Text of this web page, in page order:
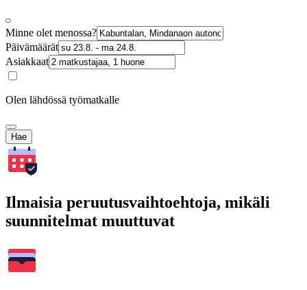
Minne olet menossa?
Päivämäärät
Asiakkaat
Olen lähdössä työmatkalle
Hae
Ilmaisia peruutusvaihtoehtoja, mikäli
suunnitelmat muuttuvat